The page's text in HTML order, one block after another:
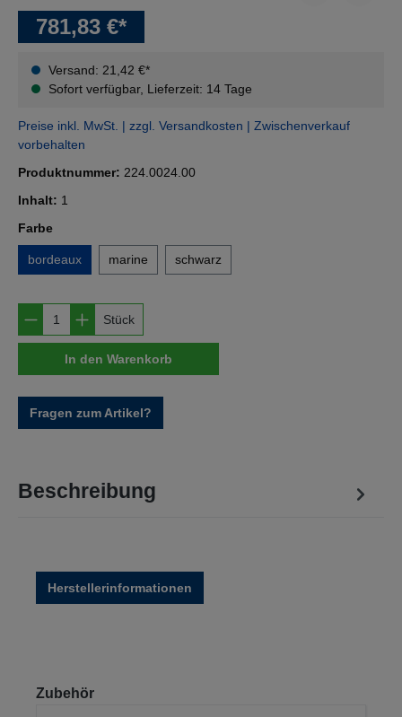
781,83 €*
Versand: 21,42 €*
Sofort verfügbar, Lieferzeit: 14 Tage
Preise inkl. MwSt. | zzgl. Versandkosten | Zwischenverkauf
vorbehalten
Produktnummer: 224.0024.00
Inhalt: 1
Farbeauswählen
bordeaux marine schwarz
Produkt Anzahl: Gib den gewünschten
Stück
In den Warenkorb
Fragen zum Artikel?
Beschreibung
Herstellerinformationen
Produktgalerie überspringen
Zubehör